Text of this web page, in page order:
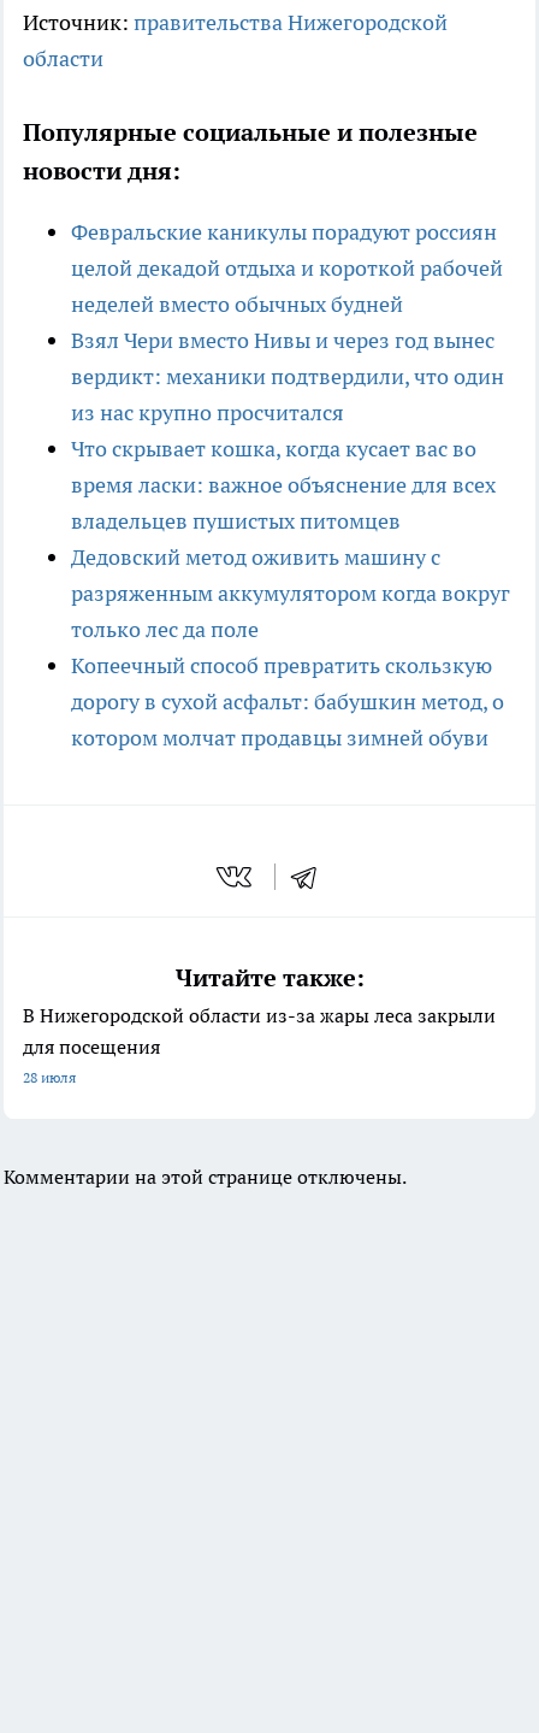
Источник: правительства Нижегородской
области
Популярные социальные и полезные
новости дня:
Февральские каникулы порадуют россиян
целой декадой отдыха и короткой рабочей
неделей вместо обычных будней
Взял Чери вместо Нивы и через год вынес
вердикт: механики подтвердили, что один
из нас крупно просчитался
Что скрывает кошка, когда кусает вас во
время ласки: важное объяснение для всех
владельцев пушистых питомцев
Дедовский метод оживить машину с
разряженным аккумулятором когда вокруг
только лес да поле
Копеечный способ превратить скользкую
дорогу в сухой асфальт: бабушкин метод, о
котором молчат продавцы зимней обуви
Читайте также:
В Нижегородской области из-за жары леса закрыли
для посещения
28 июля
Комментарии на этой странице отключены.